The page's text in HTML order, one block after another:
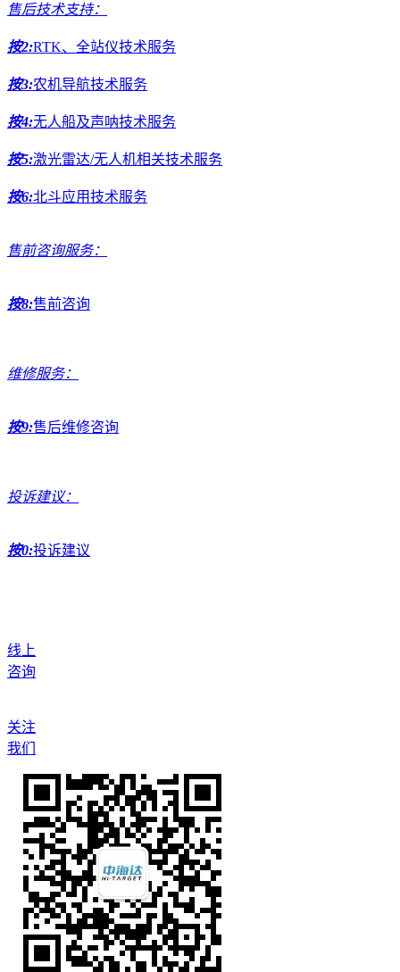
售后技术支持：
按2:RTK、全站仪技术服务
按3:农机导航技术服务
按4:无人船及声呐技术服务
按5:激光雷达/无人机相关技术服务
按6:北斗应用技术服务
售前咨询服务：
按8:售前咨询
维修服务：
按9:售后维修咨询
投诉建议：
按0:投诉建议
线上
咨询
关注
我们